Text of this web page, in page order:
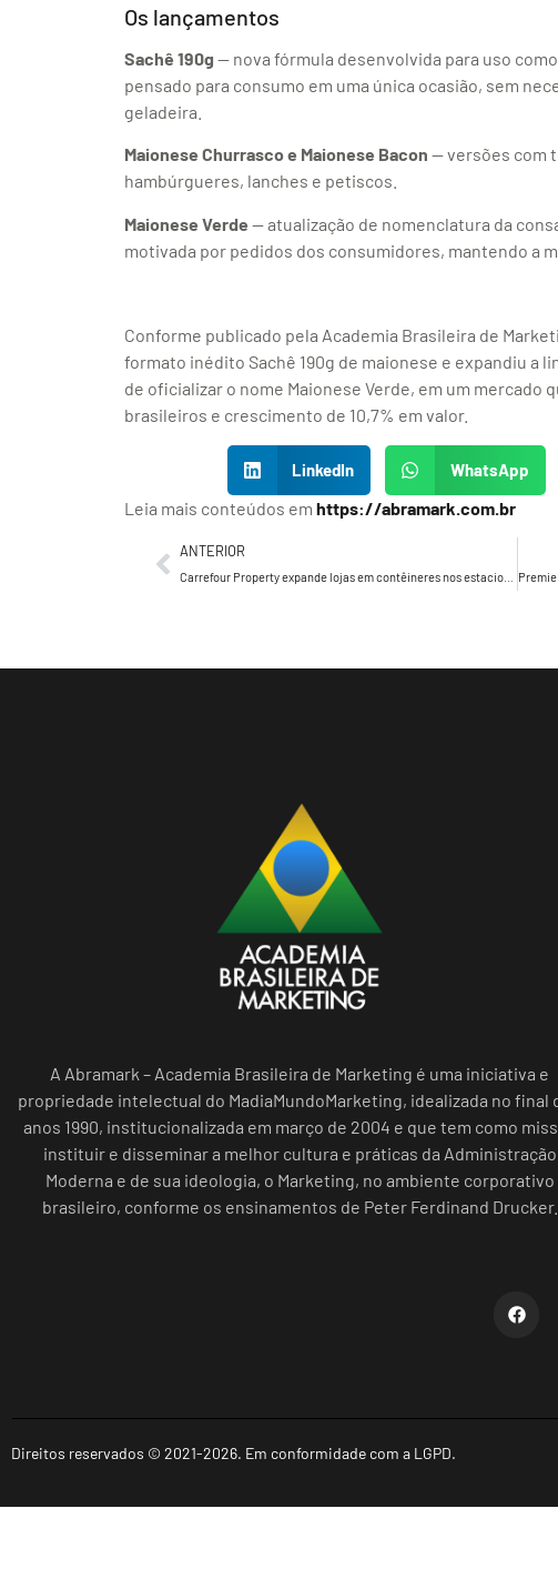
Os lançamentos
Sachê 190g — nova fórmula desenvolvida para uso
pensado para consumo em uma única ocasião, sem
geladeira.
Maionese Churrasco e Maionese Bacon — versões com
hambúrgueres, lanches e petiscos.
Maionese Verde — atualização de nomenclatura da
motivada por pedidos dos consumidores, mantendo a
Conforme publicado pela Academia Brasileira de
formato inédito Sachê 190g de maionese e expandiu a
de oficializar o nome Maionese Verde, em um mercado
brasileiros e crescimento de 10,7% em valor.
LinkedIn WhatsApp
Leia mais conteúdos em https://abramark.com.br
ANTERIOR
A Abramark – Academia Brasileira de Marketing é uma iniciativa e
propriedade intelectual do MadiaMundoMarketing, idealizada no final
anos 1990, institucionalizada em março de 2004 e que tem como
instituir e disseminar a melhor cultura e práticas da Administração
Moderna e de sua ideologia, o Marketing, no ambiente corporativo
brasileiro, conforme os ensinamentos de Peter Ferdinand Drucker.
Direitos reservados © 2021-2026. Em conformidade com a LGPD.